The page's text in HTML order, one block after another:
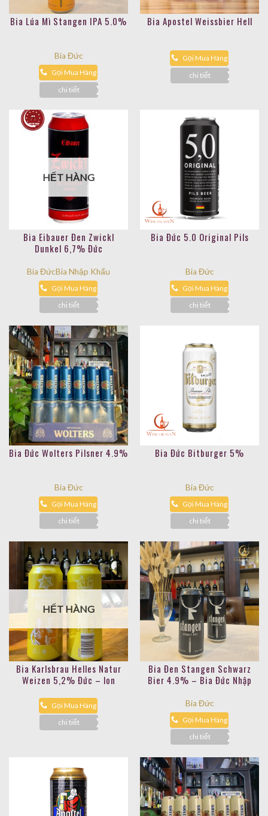
Bia Lúa Mì Stangen IPA 5.0%
Bia Đức
Gọi Mua Hàng
chi tiết
Bia Apostel Weissbier Hell
Gọi Mua Hàng
chi tiết
HẾT HÀNG
Bia Eibauer Đen Zwickl
Dunkel 6,7% Đức
Bia ĐứcBia Nhập Khẩu
Gọi Mua Hàng
chi tiết
Bia Đức 5.0 Original Pils
Bia Đức
Gọi Mua Hàng
chi tiết
Bia Đức Wolters Pilsner 4.9%
Bia Đức
Gọi Mua Hàng
chi tiết
Bia Đức Bitburger 5%
Bia Đức
Gọi Mua Hàng
chi tiết
HẾT HÀNG
Bia Karlsbrau Helles Natur
Weizen 5,2% Đức – lon
Gọi Mua Hàng
chi tiết
Bia Đen Stangen Schwarz
Bier 4.9% – Bia Đức Nhập
Bia Đức
Gọi Mua Hàng
chi tiết